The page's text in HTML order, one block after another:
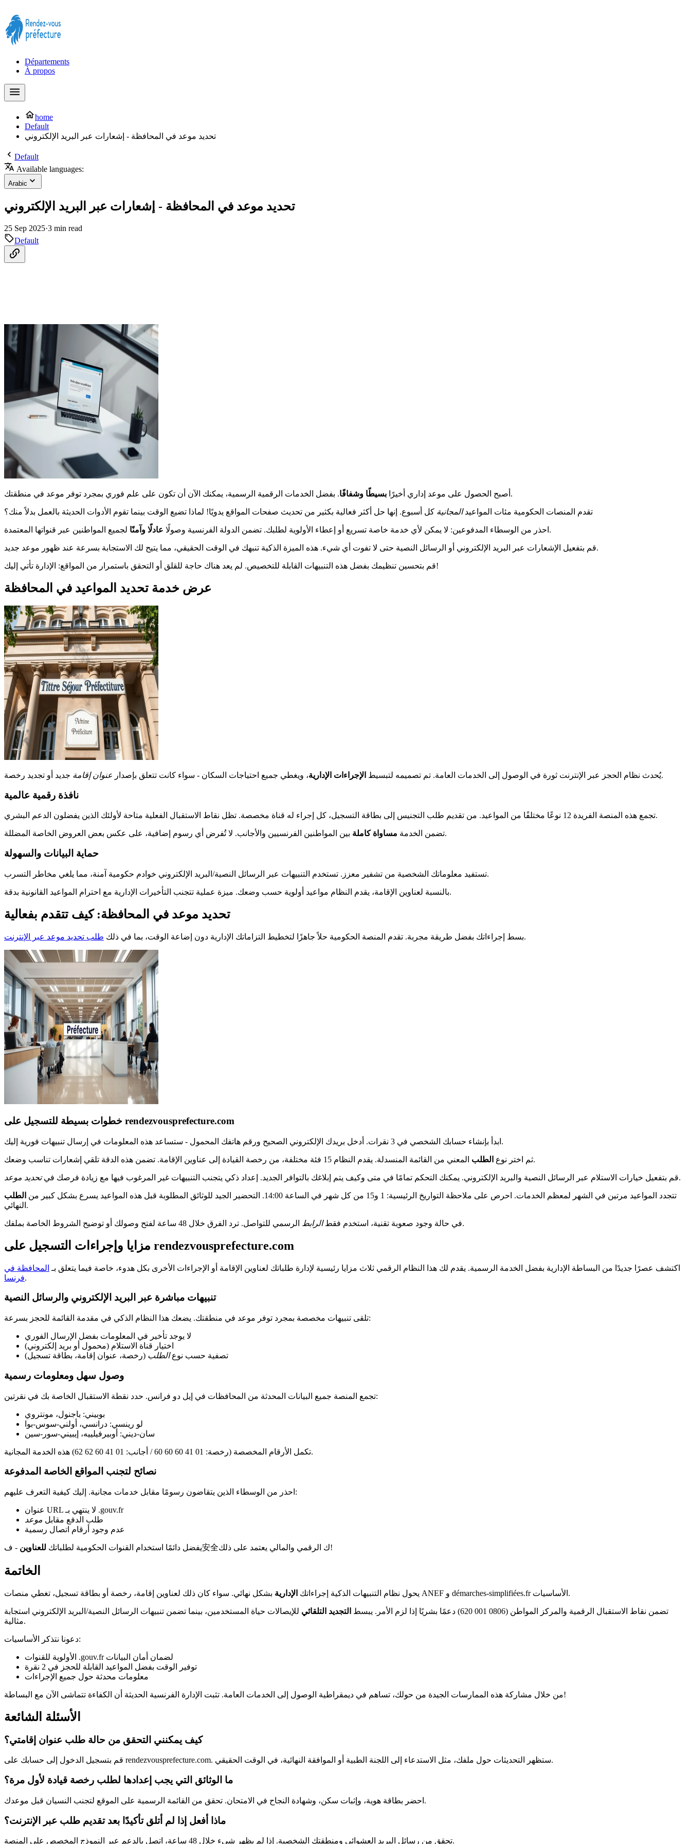
Départements
À propos
home
Default
تحديد موعد في المحافظة - إشعارات عبر البريد الإلكتروني
Default
Available languages:
Arabic
تحديد موعد في المحافظة - إشعارات عبر البريد الإلكتروني
25 Sep 2025·3 min read
Default
أصبح الحصول على موعد إداري أخيرًا بسيطًا وشفافًا . بفضل الخدمات الرقمية الرسمية، يمكنك الآن أن تكون على علم فوري بمجرد توفر موعد في منطقتك.
تقدم المنصات الحكومية مئات المواعيدالمجانية كل أسبوع. إنها حل أكثر فعالية بكثير من تحديث صفحات المواقع يدويًا! لماذا تضيع الوقت بينما تقوم الأدوات الحديثة بالعمل بدلاً منك؟
احذر من الوسطاء المدفوعين: لا يمكن لأي خدمة خاصة تسريع أو إعطاء الأولوية لطلبك. تضمن الدولة الفرنسية وصولًا عادلًا وآمنًا لجميع المواطنين عبر قنواتها المعتمدة.
قم بتفعيل الإشعارات عبر البريد الإلكتروني أو الرسائل النصية حتى لا تفوت أي شيء. هذه الميزة الذكية تنبهك في الوقت الحقيقي، مما يتيح لك الاستجابة بسرعة عند ظهور موعد جديد.
قم بتحسين تنظيمك بفضل هذه التنبيهات القابلة للتخصيص. لم يعد هناك حاجة للقلق أو التحقق باستمرار من المواقع: الإدارة تأتي إليك!
عرض خدمة تحديد المواعيد في المحافظة
يُحدث نظام الحجز عبر الإنترنت ثورة في الوصول إلى الخدمات العامة. تم تصميمه لتبسيط الإجراءات الإدارية، ويغطي جميع احتياجات السكان - سواء كانت تتعلق بإصدار عنوان إقامة جديد أو تجديد رخصة.
نافذة رقمية عالمية
تجمع هذه المنصة الفريدة 12 نوعًا مختلفًا من المواعيد. من تقديم طلب التجنيس إلى بطاقة التسجيل، كل إجراء له قناة مخصصة. تظل نقاط الاستقبال الفعلية متاحة لأولئك الذين يفضلون الدعم البشري.
تضمن الخدمة مساواة كاملة بين المواطنين الفرنسيين والأجانب. لا تُفرض أي رسوم إضافية، على عكس بعض العروض الخاصة المضللة.
حماية البيانات والسهولة
تستفيد معلوماتك الشخصية من تشفير معزز. تستخدم التنبيهات عبر الرسائل النصية/البريد الإلكتروني خوادم حكومية آمنة، مما يلغي مخاطر التسرب.
بالنسبة لعناوين الإقامة، يقدم النظام مواعيد أولوية حسب وضعك. ميزة عملية تتجنب التأخيرات الإدارية مع احترام المواعيد القانونية بدقة.
تحديد موعد في المحافظة: كيف تتقدم بفعالية
بسط إجراءاتك بفضل طريقة مجربة. تقدم المنصة الحكومية حلاً جاهزًا لتخطيط التزاماتك الإدارية دون إضاعة الوقت، بما في ذلك طلب تحديد موعد عبر الإنترنت .
خطوات بسيطة للتسجيل على rendezvousprefecture.com
ابدأ بإنشاء حسابك الشخصي في 3 نقرات. أدخل بريدك الإلكتروني الصحيح ورقم هاتفك المحمول - ستساعد هذه المعلومات في إرسال تنبيهات فورية إليك.
ثم اختر نوع الطلب المعني من القائمة المنسدلة. يقدم النظام 15 فئة مختلفة، من رخصة القيادة إلى عناوين الإقامة. تضمن هذه الدقة تلقي إشعارات تناسب وضعك.
قم بتفعيل خيارات الاستلام عبر الرسائل النصية والبريد الإلكتروني. يمكنك التحكم تمامًا في متى وكيف يتم إبلاغك بالتوافر الجديد. إعداد ذكي يتجنب التنبيهات غير المرغوب فيها مع زيادة فرصك فيتحديد موعد .
تتجدد المواعيد مرتين في الشهر لمعظم الخدمات. احرص على ملاحظة التواريخ الرئيسية: 1 و15 من كل شهر في الساعة 14:00. التحضير الجيد للوثائق المطلوبة قبل هذه المواعيد يسرع بشكل كبير من
الطلب
النهائي.
في حالة وجود صعوبة تقنية، استخدم فقطالرابط الرسمي للتواصل. ترد الفرق خلال 48 ساعة لفتح وصولك أو توضيح الشروط الخاصة بملفك.
مزايا وإجراءات التسجيل على rendezvousprefecture.com
اكتشف عصرًا جديدًا من البساطة الإدارية بفضل الخدمة الرسمية. يقدم لك هذا النظام الرقمي ثلاث مزايا رئيسية لإدارة طلباتك لعناوين الإقامة أو الإجراءات الأخرى بكل هدوء، خاصة فيما يتعلق بـ المحافظة في
فرنسا.
تنبيهات مباشرة عبر البريد الإلكتروني والرسائل النصية
تلقى تنبيهات مخصصة بمجرد توفر موعد في منطقتك. يضعك هذا النظام الذكي في مقدمة القائمة للحجز بسرعة:
لا يوجد تأخير في المعلومات بفضل الإرسال الفوري
اختيار قناة الاستلام (محمول أو بريد إلكتروني)
تصفية حسب نوعالطلب (رخصة، عنوان إقامة، بطاقة تسجيل)
وصول سهل ومعلومات رسمية
تجمع المنصة جميع البيانات المحدثة من المحافظات في إيل دو فرانس. حدد نقطة الاستقبال الخاصة بك في نقرتين:
بوبيني: باجنول، مونتروي
لو رينسي: درانسي، أولني-سوس-بوا
سان-ديني: أوبيرفيلييه، إيبيني-سور-سين
تكمل الأرقام المخصصة (رخصة: 01 41 60 60 60 / أجانب: 01 41 60 62 62) هذه الخدمة المجانية.
نصائح لتجنب المواقع الخاصة المدفوعة
احذر من الوسطاء الذين يتقاضون رسومًا مقابل خدمات مجانية. إليك كيفية التعرف عليهم:
عنوان URL لا ينتهي بـ .gouv.fr
طلب الدفع مقابل موعد
عدم وجود أرقام اتصال رسمية
يفضل دائمًا استخدام القنوات الحكومية لطلباتك للعناوين - ف安全ك الرقمي والمالي يعتمد على ذلك!
الخاتمة
يحول نظام التنبيهات الذكية إجراءاتك الإدارية بشكل نهائي. سواء كان ذلك لعناوين إقامة، رخصة أو بطاقة تسجيل، تغطي منصات ANEF و démarches-simplifiées.fr الأساسيات.
تضمن نقاط الاستقبال الرقمية والمركز المواطن (0806 001 620) دعمًا بشريًا إذا لزم الأمر. يبسط التجديد التلقائي للإيصالات حياة المستخدمين، بينما تضمن تنبيهات الرسائل النصية/البريد الإلكتروني استجابة
مثالية.
دعونا نتذكر الأساسيات:
الأولوية للقنوات .gouv.fr لضمان أمان البيانات
توفير الوقت بفضل المواعيد القابلة للحجز في 2 نقرة
معلومات محدثة حول جميع الإجراءات
من خلال مشاركة هذه الممارسات الجيدة من حولك، تساهم في ديمقراطية الوصول إلى الخدمات العامة. تثبت الإدارة الفرنسية الحديثة أن الكفاءة تتماشى الآن مع البساطة!
الأسئلة الشائعة
كيف يمكنني التحقق من حالة طلب عنوان إقامتي؟
قم بتسجيل الدخول إلى حسابك على rendezvousprefecture.com. ستظهر التحديثات حول ملفك، مثل الاستدعاء إلى اللجنة الطبية أو الموافقة النهائية، في الوقت الحقيقي.
ما الوثائق التي يجب إعدادها لطلب رخصة قيادة لأول مرة؟
احضر بطاقة هوية، وإثبات سكن، وشهادة النجاح في الامتحان. تحقق من القائمة الرسمية على الموقع لتجنب النسيان قبل موعدك.
ماذا أفعل إذا لم أتلق تأكيدًا بعد تقديم طلب عبر الإنترنت؟
تحقق من رسائل البريد العشوائي ومنطقتك الشخصية. إذا لم يظهر شيء خلال 48 ساعة، اتصل بالدعم عبر النموذج المخصص على المنصة.